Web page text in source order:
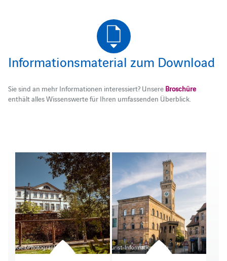
Informationsmaterial zum Download
Sie sind an mehr Informationen interessiert? Unsere Broschüre
enthält alles Wissenswerte für Ihren umfassenden Überblick.